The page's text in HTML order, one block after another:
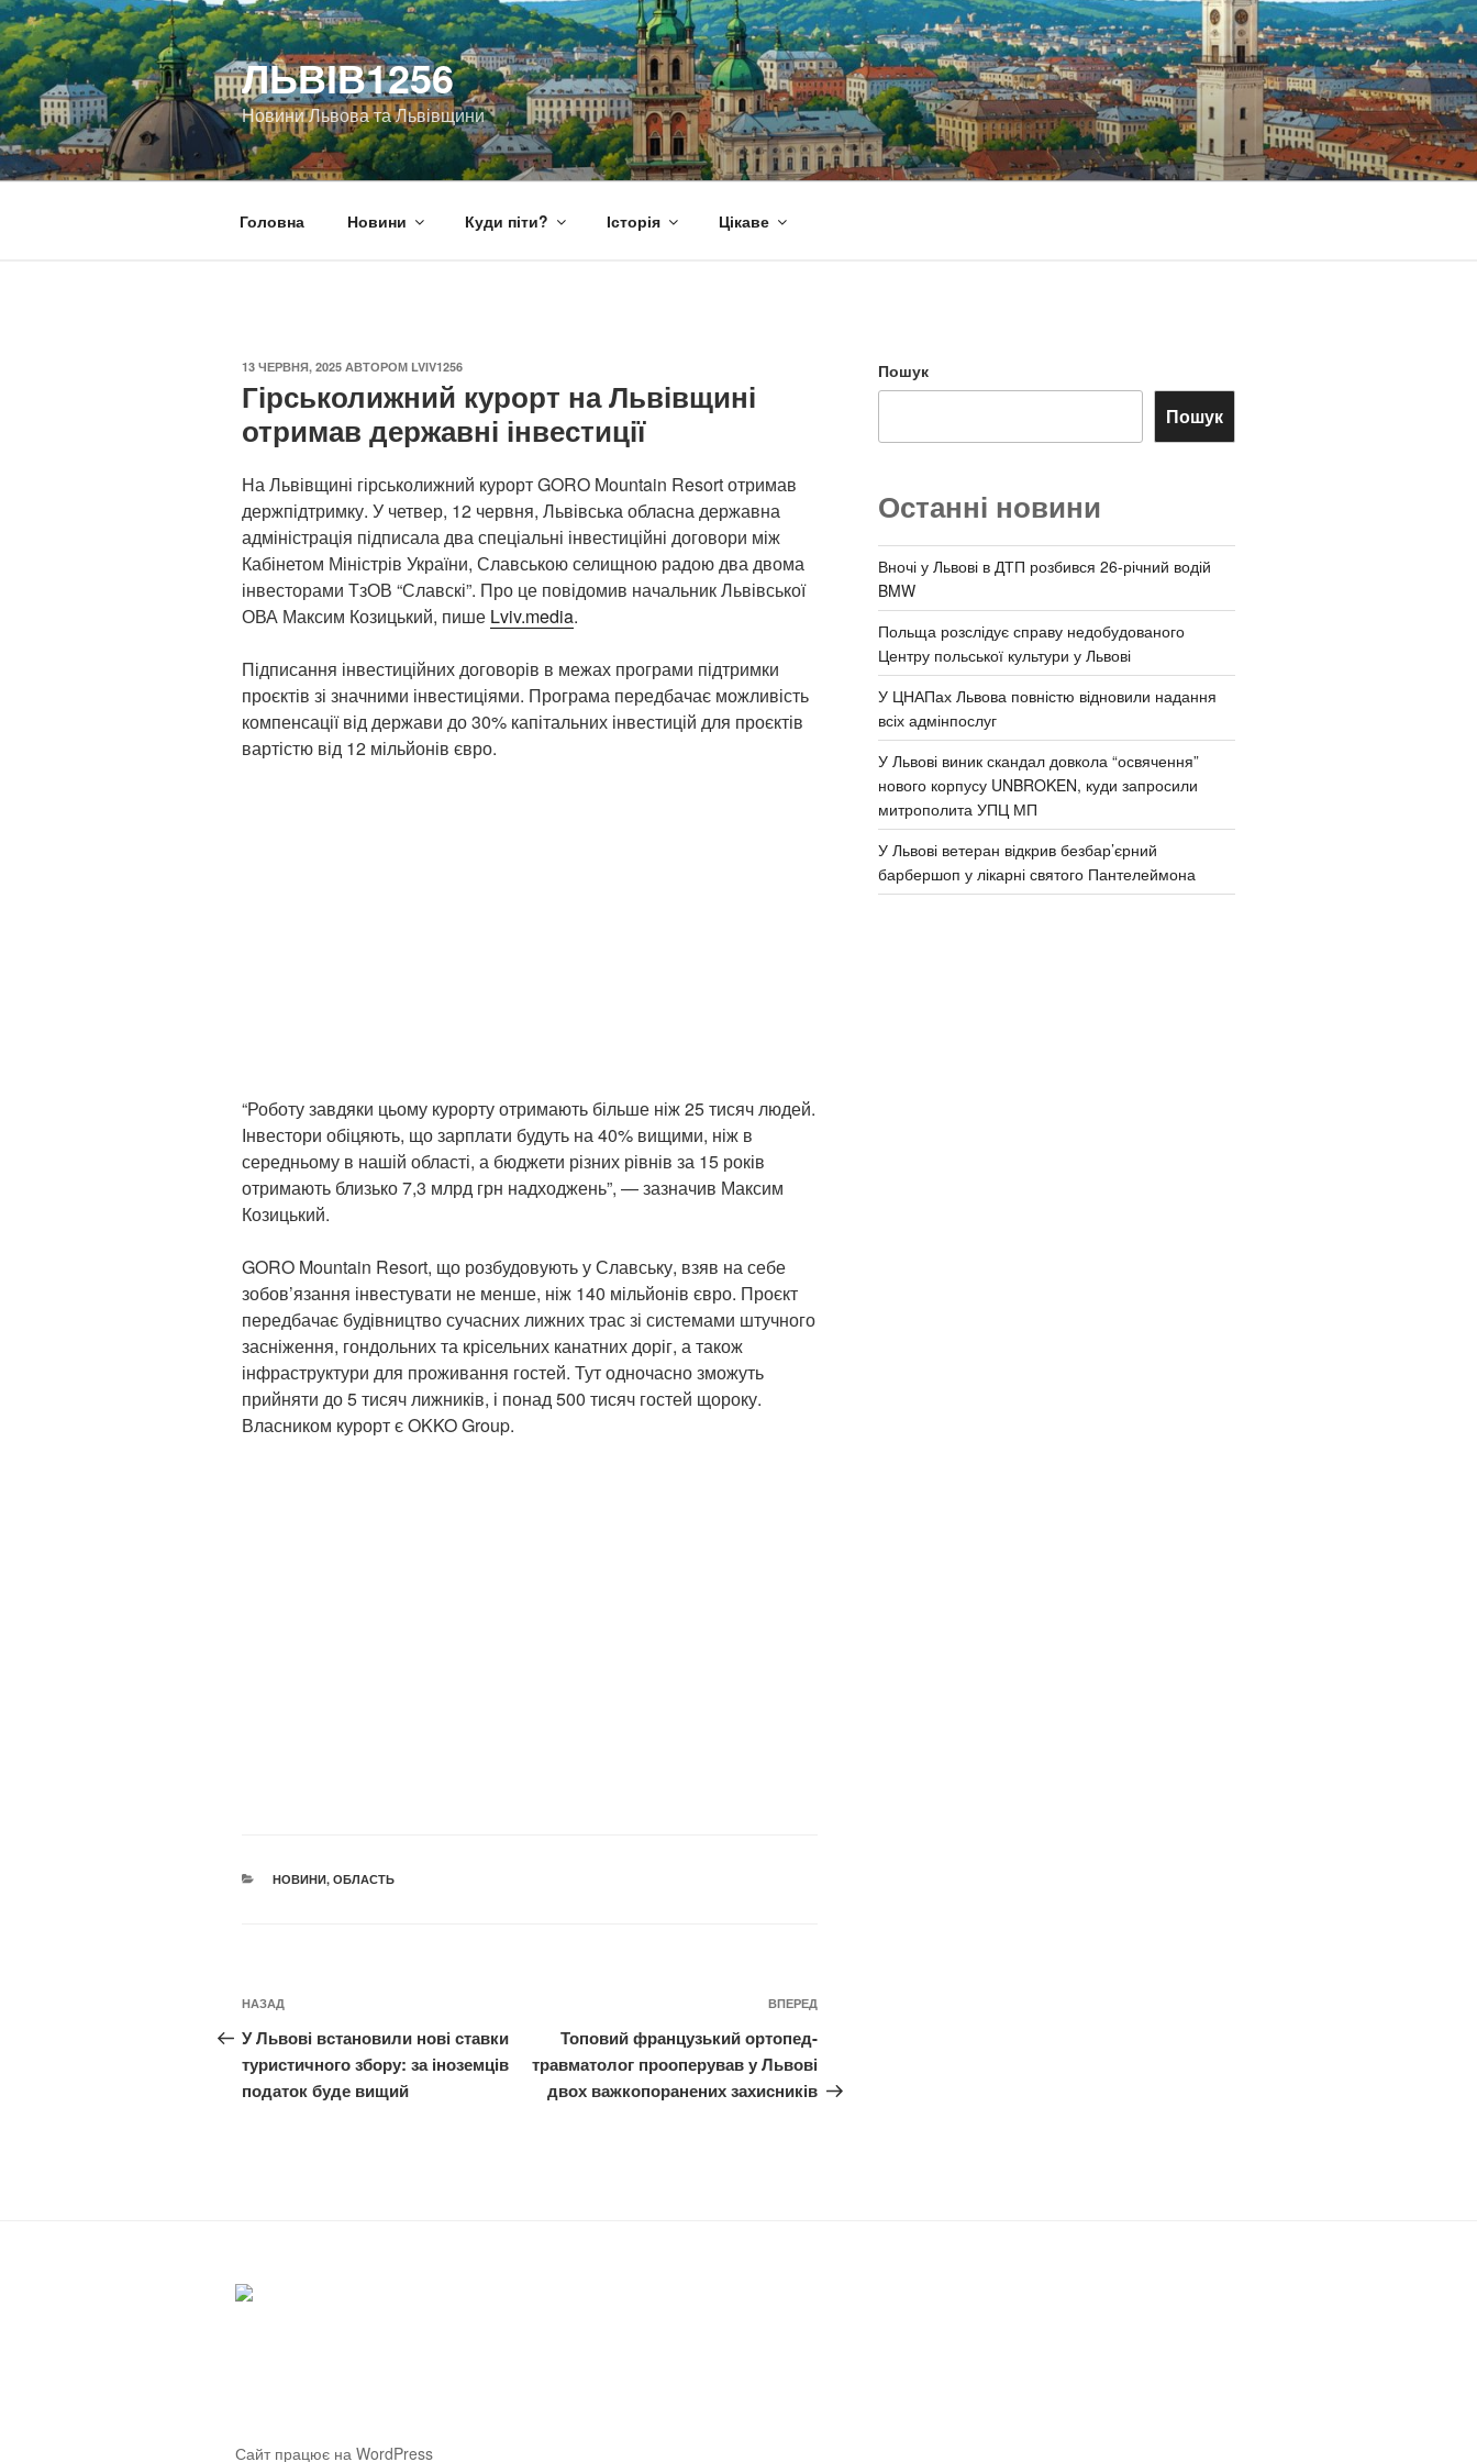
Перейти
до
вмісту
ЛЬВІВ1256
Новини Львова та Львівщини
Головна Новини Куди піти? Історія Цікаве
ОПУБЛІКОВАНО
13 ЧЕРВНЯ, 2025 АВТОРОМ LVIV1256
Гірськолижний курорт на Львівщині
отримав державні інвестиції
На Львівщині гірськолижний курорт GORO Mountain Resort отримав
держпідтримку. У четвер, 12 червня, Львівська обласна державна
адміністрація підписала два спеціальні інвестиційні договори між
Кабінетом Міністрів України, Славською селищною радою два двома
інвесторами ТзОВ “Славскі”. Про це повідомив начальник Львівської
ОВА Максим Козицький, пише Lviv.media.
Підписання інвестиційних договорів в межах програми підтримки
проєктів зі значними інвестиціями. Програма передбачає можливість
компенсації від держави до 30% капітальних інвестицій для проєктів
вартістю від 12 мільйонів євро.
“Роботу завдяки цьому курорту отримають більше ніж 25 тисяч людей.
Інвестори обіцяють, що зарплати будуть на 40% вищими, ніж в
середньому в нашій області, а бюджети різних рівнів за 15 років
отримають близько 7,3 млрд грн надходжень”, — зазначив Максим
Козицький.
GORO Mountain Resort, що розбудовують у Славську, взяв на себе
зобов’язання інвестувати не менше, ніж 140 мільйонів євро. Проєкт
передбачає будівництво сучасних лижних трас зі системами штучного
засніження, гондольних та крісельних канатних доріг, а також
інфраструктури для проживання гостей. Тут одночасно зможуть
прийняти до 5 тисяч лижників, і понад 500 тисяч гостей щороку.
Власником курорт є OKKO Group.
КАТЕГОРІЇ
НОВИНИ, ОБЛАСТЬ
Навігація
записів
Попередній
запис:
НАЗАД
У Львові встановили нові ставки
туристичного збору: за іноземців
податок буде вищий
Наступний
запис
ВПЕРЕД
Топовий французький ортопед-
травматолог прооперував у Львові
двох важкопоранених захисників
Пошук
Пошук
Останні новини
Вночі у Львові в ДТП розбився 26-річний водій
BMW
Польща розслідує справу недобудованого
Центру польської культури у Львові
У ЦНАПах Львова повністю відновили надання
всіх адмінпослуг
У Львові виник скандал довкола “освячення”
нового корпусу UNBROKEN, куди запросили
митрополита УПЦ МП
У Львові ветеран відкрив безбар’єрний
барбершоп у лікарні святого Пантелеймона
Сайт працює на WordPress